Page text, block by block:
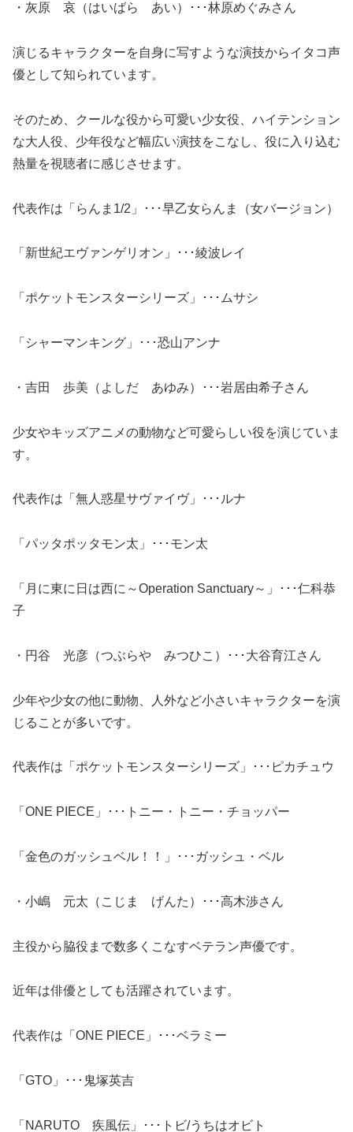
・灰原 哀（はいばら あい）･･･林原めぐみさん
演じるキャラクターを自身に写すような演技からイタコ声
優として知られています。
そのため、クールな役から可愛い少女役、ハイテンション
な大人役、少年役など幅広い演技をこなし、役に入り込む
熱量を視聴者に感じさせます。
代表作は「らんま1/2」･･･早乙女らんま（女バージョン）
「新世紀エヴァンゲリオン」･･･綾波レイ
「ポケットモンスターシリーズ」･･･ムサシ
「シャーマンキング」･･･恐山アンナ
・吉田 歩美（よしだ あゆみ）･･･岩居由希子さん
少女やキッズアニメの動物など可愛らしい役を演じていま
す。
代表作は「無人惑星サヴァイヴ」･･･ルナ
「パッタポッタモン太」･･･モン太
「月に東に日は西に～Operation Sanctuary～」･･･仁科恭
子
・円谷 光彦（つぶらや みつひこ）･･･大谷育江さん
少年や少女の他に動物、人外など小さいキャラクターを演
じることが多いです。
代表作は「ポケットモンスターシリーズ」･･･ピカチュウ
「ONE PIECE」･･･トニー・トニー・チョッパー
「金色のガッシュベル！！」･･･ガッシュ・ベル
・小嶋 元太（こじま げんた）･･･高木渉さん
主役から脇役まで数多くこなすベテラン声優です。
近年は俳優としても活躍されています。
代表作は「ONE PIECE」･･･ベラミー
「GTO」･･･鬼塚英吉
「NARUTO 疾風伝」･･･トビ/うちはオビト